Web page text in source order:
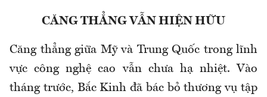
CĂNG THẲNG VẪN HIỆN HỮU
Căng thẳng giữa Mỹ và Trung Quốc trong lĩnh
vực công nghệ cao vẫn chưa hạ nhiệt. Vào
tháng trước, Bắc Kinh đã bác bỏ thương vụ tập